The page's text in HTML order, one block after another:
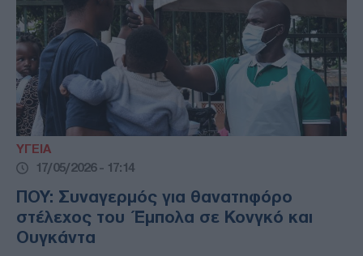
ΥΓΕΙΑ
17/05/2026 - 17:14
ΠΟΥ: Συναγερμός για θανατηφόρο
στέλεχος του Έμπολα σε Κονγκό και
Ουγκάντα